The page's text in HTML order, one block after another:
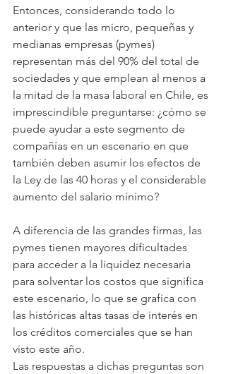
Entonces, considerando todo lo
anterior y que las micro, pequeñas y
medianas empresas (pymes)
representan más del 90% del total de
sociedades y que emplean al menos a
la mitad de la masa laboral en Chile, es
imprescindible preguntarse: ¿cómo se
puede ayudar a este segmento de
compañías en un escenario en que
también deben asumir los efectos de
la Ley de las 40 horas y el considerable
aumento del salario mínimo?
A diferencia de las grandes firmas, las
pymes tienen mayores dificultades
para acceder a la liquidez necesaria
para solventar los costos que significa
este escenario, lo que se grafica con
las históricas altas tasas de interés en
los créditos comerciales que se han
visto este año.
Las respuestas a dichas preguntas son